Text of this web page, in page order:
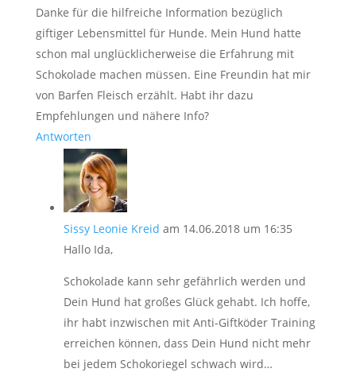
Danke für die hilfreiche Information bezüglich
giftiger Lebensmittel für Hunde. Mein Hund hatte
schon mal unglücklicherweise die Erfahrung mit
Schokolade machen müssen. Eine Freundin hat mir
von Barfen Fleisch erzählt. Habt ihr dazu
Empfehlungen und nähere Info?
Antworten
Sissy Leonie Kreid am 14.06.2018 um 16:35
Hallo Ida,
Schokolade kann sehr gefährlich werden und
Dein Hund hat großes Glück gehabt. Ich hoffe,
ihr habt inzwischen mit Anti-Giftköder Training
erreichen können, dass Dein Hund nicht mehr
bei jedem Schokoriegel schwach wird…